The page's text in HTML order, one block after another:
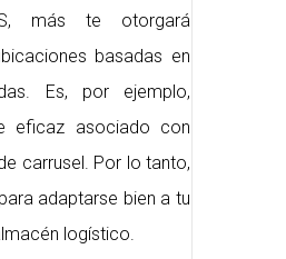
más te otorgará
basadas en
Es, por ejemplo,
eficaz asociado con
carrusel. Por lo tanto,
adaptarse bien a tu
logístico.